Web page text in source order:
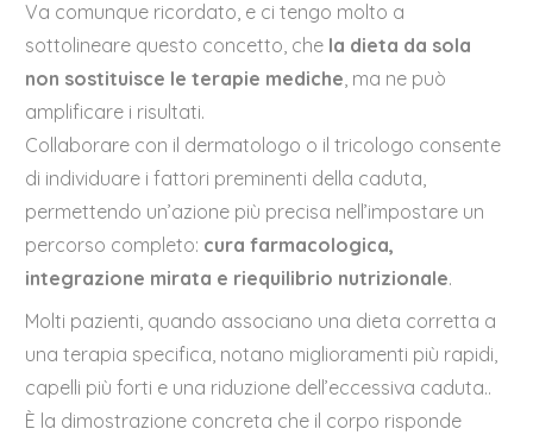
Va comunque ricordato, e ci tengo molto a
sottolineare questo concetto, che la dieta da sola
non sostituisce le terapie mediche, ma ne può
amplificare i risultati.
Collaborare con il dermatologo o il tricologo consente
di individuare i fattori preminenti della caduta,
permettendo un’azione più precisa nell’impostare un
percorso completo: cura farmacologica,
integrazione mirata e riequilibrio nutrizionale.
Molti pazienti, quando associano una dieta corretta a
una terapia specifica, notano miglioramenti più rapidi,
capelli più forti e una riduzione dell’eccessiva caduta..
È la dimostrazione concreta che il corpo risponde